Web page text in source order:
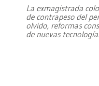
La exmagistrada
de contrapeso del
olvido, reformas
de nuevas